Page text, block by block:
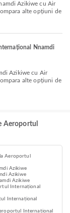
alte opțiuni de
Nnamdi
alte opțiuni de
Aeroportul
Aeroportul
Azikiwe
Azikiwe
Azikiwe
Internațional
Internațional
Internațional